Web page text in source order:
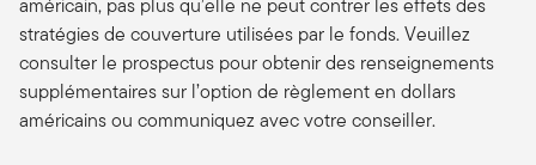
américain, pas plus qu’elle ne peut contrer les effets des
stratégies de couverture utilisées par le fonds. Veuillez
consulter le prospectus pour obtenir des renseignements
supplémentaires sur l’option de règlement en dollars
américains ou communiquez avec votre conseiller.